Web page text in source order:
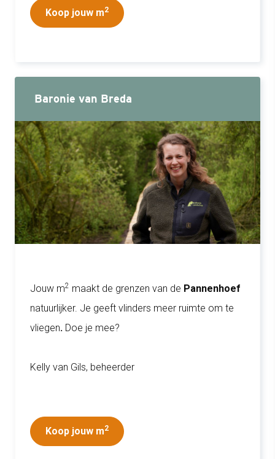
Koop jouw m2
Baronie van Breda
Jouw m2 maakt de grenzen van de Pannenhoef
natuurlijker. Je geeft vlinders meer ruimte om te
vliegen. Doe je mee?
Kelly van Gils, beheerder
Koop jouw m2